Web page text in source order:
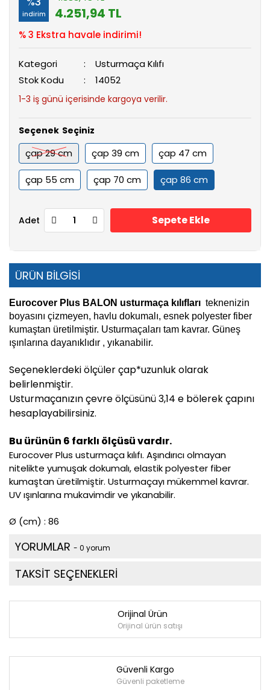
indirim 4.251,94 TL
% 3 Ekstra havale indirimi!
Kategori
Usturmaça Kılıfı
Stok Kodu
14052
1-3 iş günü içerisinde kargoya verilir.
Seçenek
çap 29 cm çap 39 cm çap 47 cm
çap 55 cm çap 70 cm çap 86 cm
Adet Sepete Ekle
ÜRÜN BİLGİSİ
Eurocover Plus BALON usturmaça kılıfları teknenizin
boyasını çizmeyen, havlu dokumalı, esnek polyester fiber
kumaştan üretilmiştir. Usturmaçaları tam kavrar. Güneş
ışınlarına dayanıklıdır , yıkanabilir.
Seçeneklerdeki ölçüler çap*uzunluk olarak
belirlenmiştir.
Usturmaçanızın çevre ölçüsünü 3,14 e bölerek çapını
hesaplayabilirsiniz.
Bu ürünün 6 farklı ölçüsü vardır.
Eurocover Plus usturmaça kılıfı. Aşındırıcı olmayan
nitelikte yumuşak dokumalı, elastik polyester fiber
kumaştan üretilmiştir. Usturmaçayı mükemmel kavrar.
UV ışınlarına mukavimdir ve yıkanabilir.
Ø (cm) : 86
YORUMLAR - 0 yorum
TAKSİT SEÇENEKLERİ
Orijinal Ürün
Orijinal ürün satışı
Güvenli Kargo
Güvenli paketleme